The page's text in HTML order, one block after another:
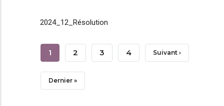
2024_12_Résolution
Pagination
Page
Courante
1 Page
2 Page
3 Page
4 Page
Suivant ›
Dernière
Dernier »